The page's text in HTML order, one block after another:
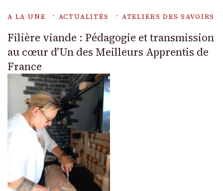
A LA UNE ACTUALITÉS ATELIERS DES SAVOIRS
Filière viande : Pédagogie et transmission
au cœur d’Un des Meilleurs Apprentis de
France